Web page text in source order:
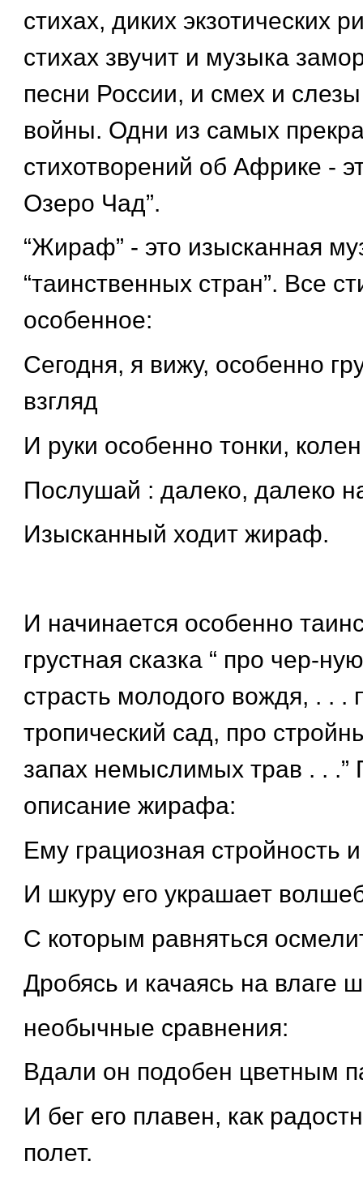
стихах, диких экзотических
стихах звучит и музыка
песни России, и смех и
войны. Одни из самых
стихотворений об Африке -
Озеро Чад”.
“Жираф” - это изысканная
“таинственных стран”. Все
особенное:
Сегодня, я вижу, особенно
взгляд
И руки особенно тонки,
Послушай : далеко, далеко
Изысканный ходит жираф.
И начинается особенно
грустная сказка “ про чер-
страсть молодого вождя, . . .
тропический сад, про
запах немыслимых трав . . .”
описание жирафа:
Ему грациозная стройность
И шкуру его украшает
С которым равняться
Дробясь и качаясь на влаге
необычные сравнения:
Вдали он подобен цветным
И бег его плавен, как
полет.